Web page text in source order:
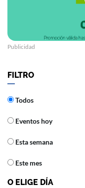
Publicidad
FILTRO
Todos
Eventos hoy
Esta semana
Este mes
O ELIGE DÍA